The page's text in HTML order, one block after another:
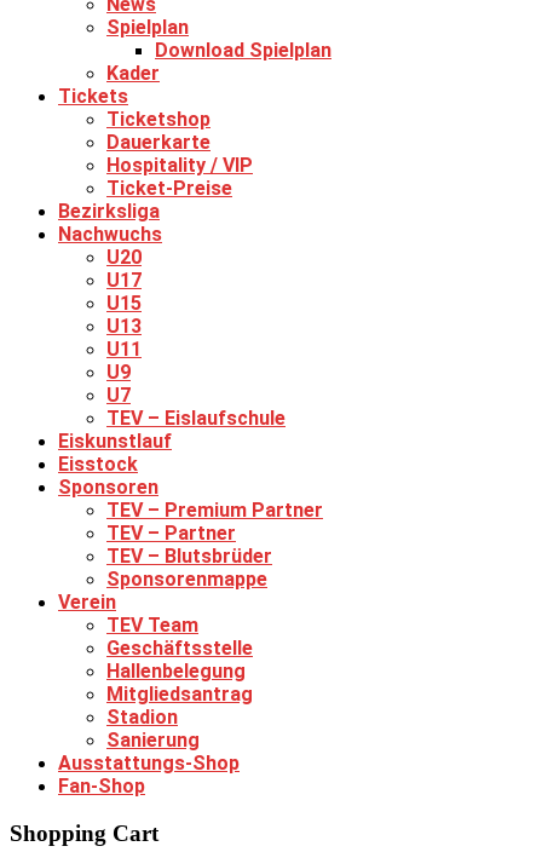
Spielplan
Download Spielplan
Kader
Tickets
Ticketshop
Dauerkarte
Hospitality / VIP
Ticket-Preise
Bezirksliga
Nachwuchs
U20
U17
U15
U13
U11
U9
U7
TEV – Eislaufschule
Eiskunstlauf
Eisstock
Sponsoren
TEV – Premium Partner
TEV – Partner
TEV – Blutsbrüder
Sponsorenmappe
Verein
TEV Team
Geschäftsstelle
Hallenbelegung
Mitgliedsantrag
Stadion
Sanierung
Ausstattungs-Shop
Fan-Shop
Shopping Cart